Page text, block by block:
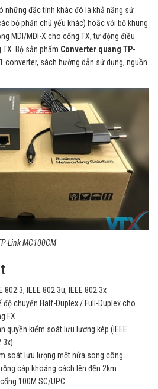
những đặc tính khác đó là khả năng sử
bộ phận chủ yếu khác) hoặc với bộ khung
MDI/MDI-X cho cổng TX, tự động điều
Bộ sản phẩm Converter quang TP-
converter, sách hướng dẫn sử dụng, nguồn
Link MC100CM
802.3, IEEE 802.3u, IEEE 802.3x
độ chuyển Half-Duplex / Full-Duplex cho
FX
quyền kiểm soát lưu lượng kép (IEEE
soát lưu lượng một nửa song công
rộng cáp khoảng cách lên đến 2km
100M SC/UPC